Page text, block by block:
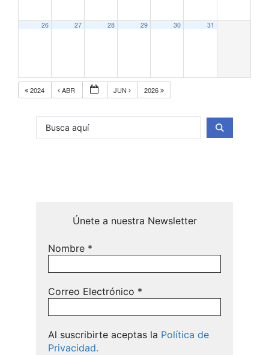
26 27 28 29 30 31
2024 ABR JUN 2026
Únete a nuestra Newsletter
Nombre *
Correo Electrónico *
Al suscribirte aceptas la Política de
Privacidad.